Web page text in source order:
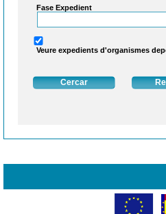
Fase Expedient
Veure expedients d'organismes